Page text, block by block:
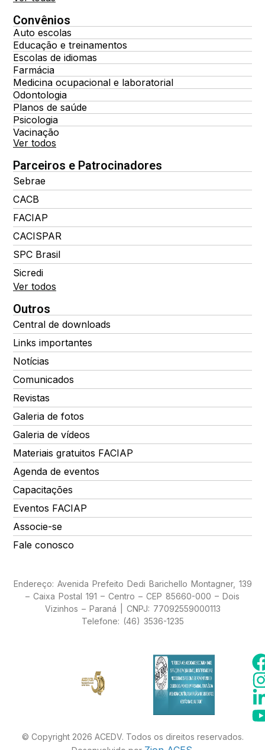
Convênios
Auto escolas
Educação e treinamentos
Escolas de idiomas
Farmácia
Medicina ocupacional e laboratorial
Odontologia
Planos de saúde
Psicologia
Vacinação
Ver todos
Parceiros e Patrocinadores
Sebrae
CACB
FACIAP
CACISPAR
SPC Brasil
Sicredi
Ver todos
Outros
Central de downloads
Links importantes
Notícias
Comunicados
Revistas
Galeria de fotos
Galeria de vídeos
Materiais gratuitos FACIAP
Agenda de eventos
Capacitações
Eventos FACIAP
Associe-se
Fale conosco
Endereço: Avenida Prefeito Dedi Barichello Montagner, 139
– Caixa Postal 191 – Centro – CEP 85660-000 – Dois
Vizinhos – Paraná | CNPJ: 77092559000113
Telefone: (46) 3536-1235
© Copyright 2026 ACEDV. Todos os direitos reservados.